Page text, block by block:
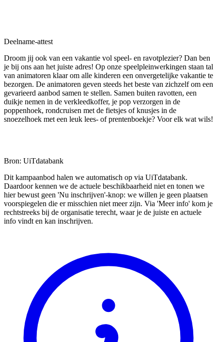
Deelname-attest
Droom jij ook van een vakantie vol speel- en ravotplezier? Dan ben
je bij ons aan het juiste adres! Op onze speelpleinwerkingen staan tal
van animatoren klaar om alle kinderen een onvergetelijke vakantie te
bezorgen. De animatoren geven steeds het beste van zichzelf om een
gevarieerd aanbod samen te stellen. Samen buiten ravotten, een
duikje nemen in de verkleedkoffer, je pop verzorgen in de
poppenhoek, rondcruisen met de fietsjes of knusjes in de
snoezelhoek met een leuk lees- of prentenboekje? Voor elk wat wils!
Bron: UiTdatabank
Dit kampaanbod halen we automatisch op via UiTdatabank.
Daardoor kennen we de actuele beschikbaarheid niet en tonen we
hier bewust geen 'Nu inschrijven'-knop: we willen je geen plaatsen
voorspiegelen die er misschien niet meer zijn. Via 'Meer info' kom je
rechtstreeks bij de organisatie terecht, waar je de juiste en actuele
info vindt en kan inschrijven.